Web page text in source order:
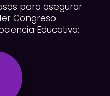
para asegurar
Congreso
Educativa: